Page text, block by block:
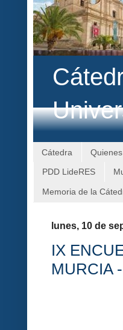
Cátedra
PDD LideRES
Memoria de la
lunes, 10 de
IX
MURCIA